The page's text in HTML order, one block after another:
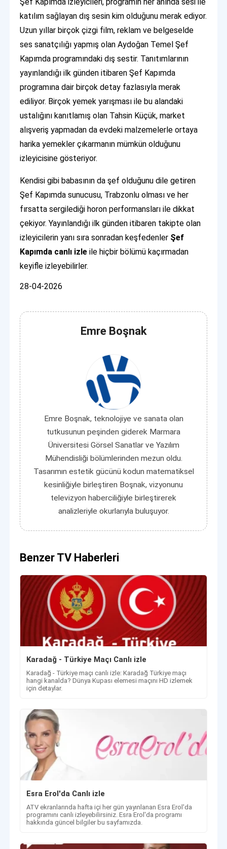
Şef Kapımda izleyicileri, programın her anında sesi ile
katılım sağlayan dış sesin kim olduğunu merak ediyor.
Uzun yıllar birçok çizgi film, reklam ve belgeselde
ses sanatçılığı yapmış olan Aydoğan Temel Şef
Kapımda programındaki dış sestir. Tanıtımlarının
yayınlandığı ilk günden itibaren Şef Kapımda
programına dair birçok detay fazlasıyla merak
ediliyor. Birçok yemek yarışması ile bu alandaki
ustalığını kanıtlamış olan Tahsin Küçük, market
alışveriş yapmadan da evdeki malzemelerle ortaya
harika yemekler çıkarmanın mümkün olduğunu
izleyicisine gösteriyor.
Kendisi gibi babasının da şef olduğunu dile getiren
Şef Kapımda sunucusu, Trabzonlu olması ve her
fırsatta sergilediği horon performansları ile dikkat
çekiyor. Yayınlandığı ilk günden itibaren takipte olan
izleyicilerin yanı sıra sonradan keşfedenler Şef
Kapımda canlı izle ile hiçbir bölümü kaçırmadan
keyifle izleyebilirler.
28-04-2026
Emre Boşnak
Emre Boşnak, teknolojiye ve sanata olan
tutkusunun peşinden giderek Marmara
Üniversitesi Görsel Sanatlar ve Yazılım
Mühendisliği bölümlerinden mezun oldu.
Tasarımın estetik gücünü kodun matematiksel
kesinliğiyle birleştiren Boşnak, vizyonunu
televizyon haberciliğiyle birleştirerek
analizleriyle okurlarıyla buluşuyor.
Benzer TV Haberleri
Karadağ - Türkiye Maçı Canlı izle
Karadağ - Türkiye maçı canlı izle: Karadağ Türkiye maçı
hangi kanalda? Dünya Kupası elemesi maçını HD izlemek
için detaylar.
Esra Erol'da Canlı izle
ATV ekranlarında hafta içi her gün yayınlanan Esra Erol'da
programını canlı izleyebilirsiniz. Esra Erol'da programı
hakkında güncel bilgiler bu sayfamızda.